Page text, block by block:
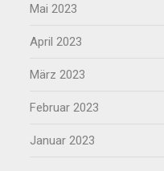
Mai 2023
April 2023
März 2023
Februar 2023
Januar 2023